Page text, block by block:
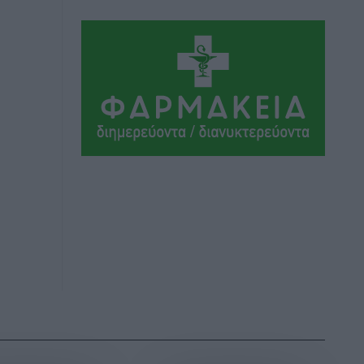
Κατταβιά: Πρόεδρος ο Μανώλης
Φραντζής, απέκτησε τον νεαρό
Καρακασιάν
Αθλητικά• πριν 14 ώρες